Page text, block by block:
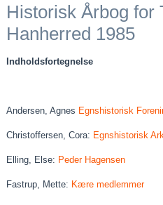
Historisk Årbog for
Hanherred 1985
Indholdsfortegnelse
Andersen, Agnes Egnshistorisk
Christoffersen, Cora: Egnshistorisk
Elling, Else: Peder Hagensen
Fastrup, Mette: Kære medlemmer